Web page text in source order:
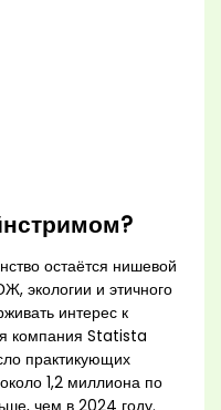
остаётся нишевой
экологии и этичного
интерес к
компания Statista
практикующих
1,2 миллиона по